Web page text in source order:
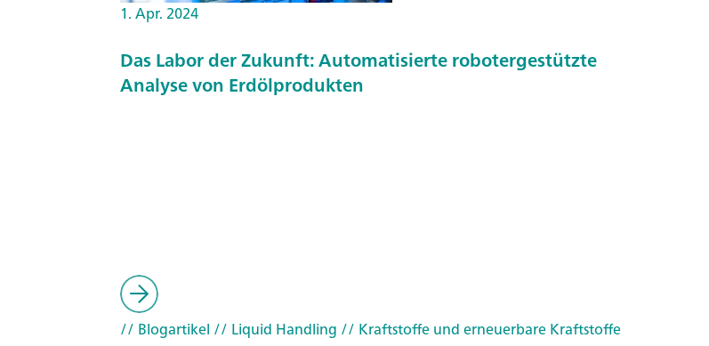
1. Apr. 2024
Das Labor der Zukunft: Automatisierte robotergestützte
Analyse von Erdölprodukten
// Blogartikel // Liquid Handling // Kraftstoffe und erneuerbare Kraftstoffe